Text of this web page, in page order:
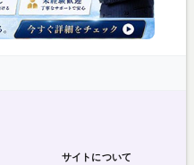
サイトについて